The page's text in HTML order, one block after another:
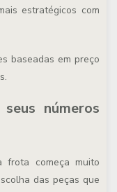
estratégicos com
baseadas em preço
números
frota começa muito
das peças que